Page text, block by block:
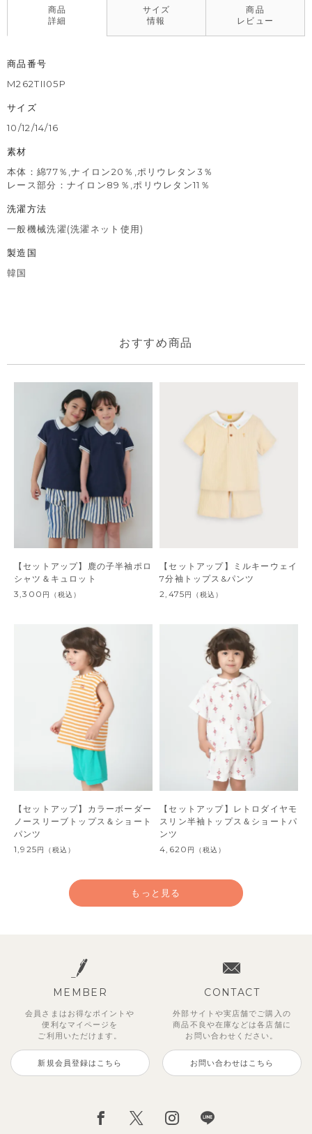
商品
詳細
サイズ
情報
商品
レビュー
商品番号
M262TII05P
サイズ
10/12/14/16
素材
本体：綿77％,ナイロン20％,ポリウレタン3％
レース部分：ナイロン89％,ポリウレタン11％
洗濯方法
一般機械洗濯(洗濯ネット使用)
製造国
韓国
おすすめ商品
【セットアップ】鹿の子半袖ポロ
シャツ＆キュロット
3,300 円 （税込）
【セットアップ】ミルキーウェイ
7分袖トップス&パンツ
2,475円 （税込）
【セットアップ】カラーボーダー
ノースリーブトップス＆ショート
パンツ
1,925円 （税込）
【セットアップ】レトロダイヤモ
スリン半袖トップス＆ショートパ
ンツ
4,620 円 （税込）
2,750
（税込）
&パンツ
ンツ
ャツ＆パン
もっと見る
MEMBER
会員さまはお得なポイントや
便利な マイページを
ご利用いただけます。
新規会員登録はこちら
CONTACT
外部サイトや実店舗でご購入の
商品不良や在庫などは各店舗に
お問い合わせください。
お問い合わせはこちら